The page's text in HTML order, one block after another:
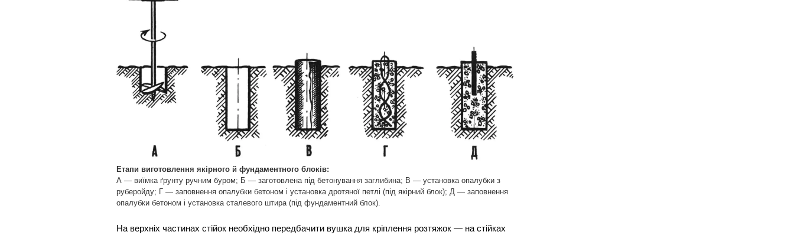
Етапи виготовлення якірного й фундаментного блоків:
А — виїмка ґрунту ручним буром; Б — заготовлена під бетонування заглибина; В — установка опалубки з
руберойду; Г — заповнення опалубки бетоном і установка дротяної петлі (під якірний блок); Д — заповнення
опалубки бетоном і установка сталевого штира (під фундаментний блок).
На верхніх частинах стійок необхідно передбачити вушка для кріплення розтяжок — на стійках